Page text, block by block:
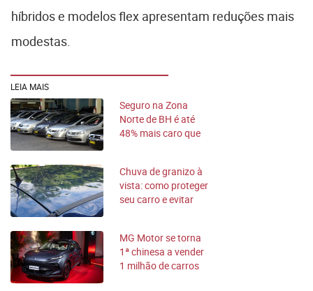
híbridos e modelos flex apresentam reduções mais
modestas.
LEIA MAIS
Seguro na Zona
Norte de BH é até
48% mais caro que
Chuva de granizo à
vista: como proteger
seu carro e evitar
MG Motor se torna
1ª chinesa a vender
1 milhão de carros